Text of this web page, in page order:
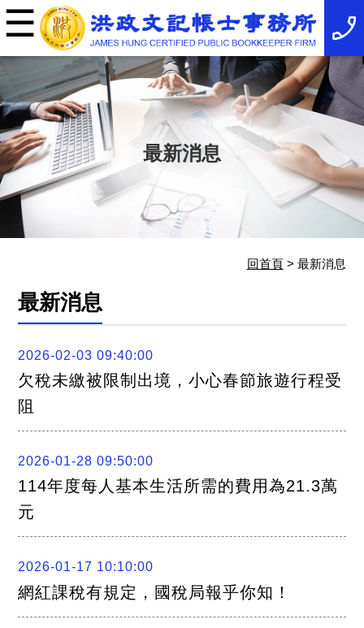
☰
×
務
所
簡
介
最
新
消
息
稅
務
法
服
最新消息
回首頁> 最新消息
最新消息
2026-02-03 09:40:00
欠稅未繳被限制出境，小心春節旅遊行程受
阻
2026-01-28 09:50:00
114年度每人基本生活所需的費用為21.3萬
元
2026-01-17 10:10:00
網紅課稅有規定，國稅局報乎你知！